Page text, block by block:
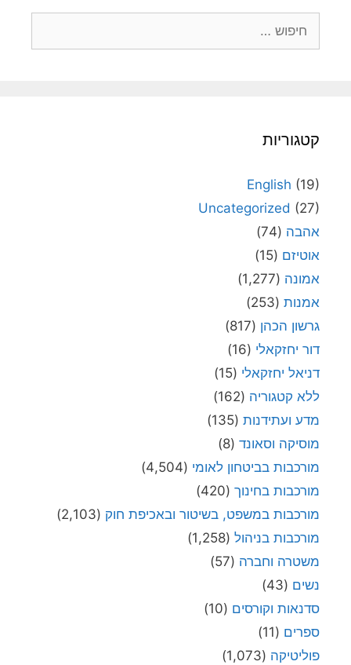
קטגוריות
English (19)
Uncategorized (27)
אהבה (74)
אוטיזם (15)
אמונה (1,277)
אמנות (253)
גרשון הכהן (817)
דור יחזקאלי (16)
דניאל יחזקאלי (15)
ללא קטגוריה (162)
מדע ועתידנות (135)
מוסיקה וסאונד (8)
מורכבות בביטחון לאומי (4,504)
מורכבות בחינוך (420)
מורכבות במשפט, בשיטור ובאכיפת חוק (2,103)
מורכבות בניהול (1,258)
משטרה וחברה (57)
נשים (43)
סדנאות וקורסים (10)
ספרים (11)
פוליטיקה (1,073)